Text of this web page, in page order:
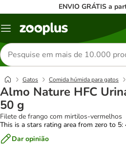
ENVIO GRÁTIS a
Menu
Pesquisar
produtos
Gatos Comida húmida para gatos
Almo Nature HFC
50 g
Filete de frango com mirtilos-vermelhos
This is a stars rating area from zero to 5:
Dar opinião